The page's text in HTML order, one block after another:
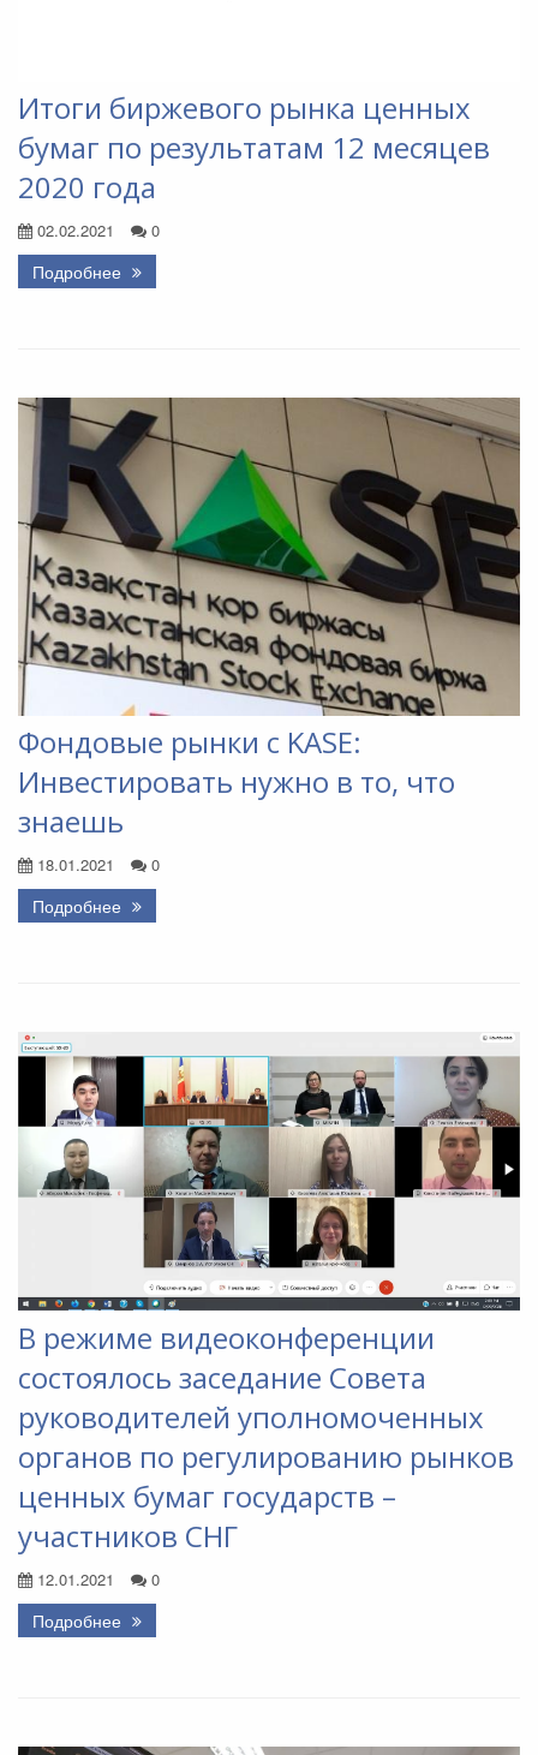
Итоги биржевого рынка ценных
бумаг по результатам 12 месяцев
2020 года
02.02.2021 0
Подробнее
Фондовые рынки с KASE:
Инвестировать нужно в то, что
знаешь
18.01.2021 0
Подробнее
В режиме видеоконференции
состоялось заседание Совета
руководителей уполномоченных
органов по регулированию рынков
ценных бумаг государств –
участников СНГ
12.01.2021 0
Подробнее